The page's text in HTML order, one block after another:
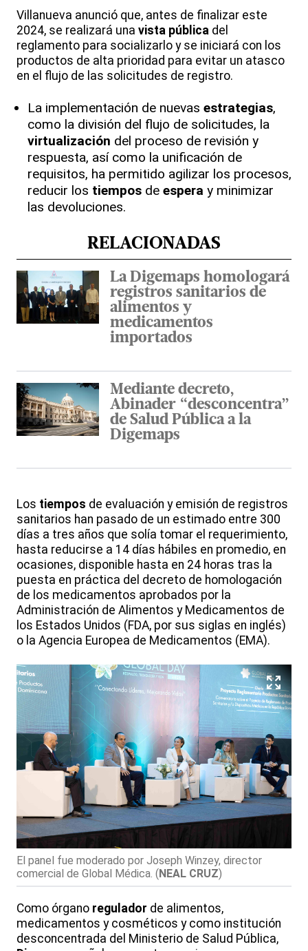
Villanueva anunció que, antes de finalizar este
2024, se realizará una vista pública del
reglamento para socializarlo y se iniciará con los
productos de alta prioridad para evitar un atasco
en el flujo de las solicitudes de registro.
La implementación de nuevas estrategias,
como la división del flujo de solicitudes, la
virtualización del proceso de revisión y
respuesta, así como la unificación de
requisitos, ha permitido agilizar los procesos,
reducir los tiempos de espera y minimizar
las devoluciones.
RELACIONADAS
La Digemaps homologará
registros sanitarios de
alimentos y
medicamentos
importados
Mediante decreto,
Abinader “desconcentra”
de Salud Pública a la
Digemaps
Los tiempos de evaluación y emisión de registros
sanitarios han pasado de un estimado entre 300
días a tres años que solía tomar el requerimiento,
hasta reducirse a 14 días hábiles en promedio, en
ocasiones, disponible hasta en 24 horas tras la
puesta en práctica del decreto de homologación
de los medicamentos aprobados por la
Administración de Alimentos y Medicamentos de
los Estados Unidos (FDA, por sus siglas en inglés)
o la Agencia Europea de Medicamentos (EMA).
El panel fue moderado por Joseph Winzey, director
comercial de Global Médica. (NEAL CRUZ)
Como órgano regulador de alimentos,
medicamentos y cosméticos y como institución
desconcentrada del Ministerio de Salud Pública,